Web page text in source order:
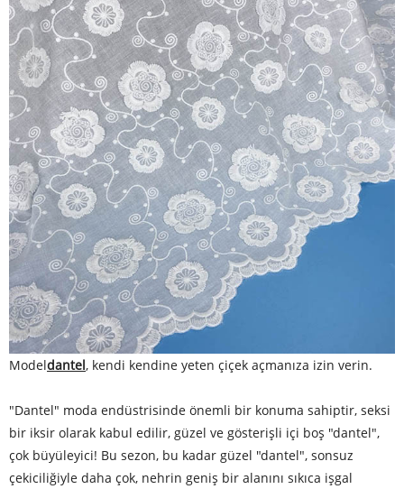
Modeldantel, kendi kendine yeten çiçek açmanıza izin verin.
"Dantel" moda endüstrisinde önemli bir konuma sahiptir, seksi
bir iksir olarak kabul edilir, güzel ve gösterişli içi boş "dantel",
çok büyüleyici! Bu sezon, bu kadar güzel "dantel", sonsuz
çekiciliğiyle daha çok, nehrin geniş bir alanını sıkıca işgal